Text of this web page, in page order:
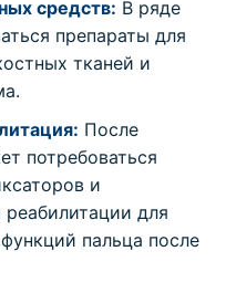
средств: В ряде
препараты для
тканей и
После
потребоваться
и
для
пальца после